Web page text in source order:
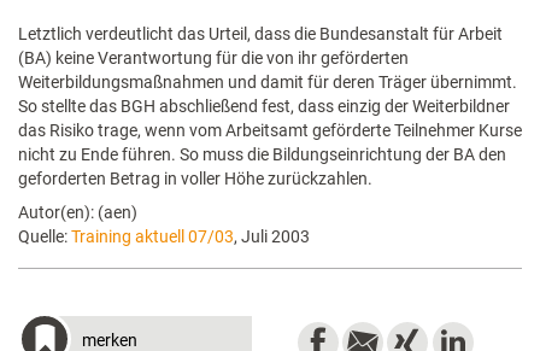
Letztlich verdeutlicht das Urteil, dass die Bundesanstalt für Arbeit
(BA) keine Verantwortung für die von ihr geförderten
Weiterbildungsmaßnahmen und damit für deren Träger übernimmt.
So stellte das BGH abschließend fest, dass einzig der Weiterbildner
das Risiko trage, wenn vom Arbeitsamt geförderte Teilnehmer Kurse
nicht zu Ende führen. So muss die Bildungseinrichtung der BA den
geforderten Betrag in voller Höhe zurückzahlen.
Autor(en): (aen)
Quelle:Training aktuell 07/03, Juli 2003
merken